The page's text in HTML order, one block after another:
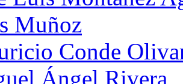
Muñoz
Conde
Ángel Rivera